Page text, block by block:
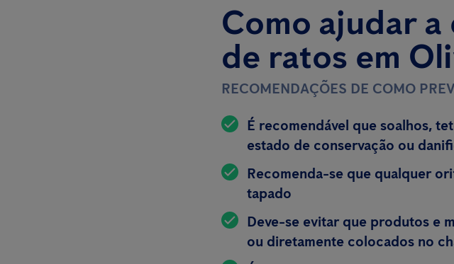
Como ajudar
de ratos em
RECOMENDAÇÕES DE COMO
É recomendável que soalhos,
estado de conservação ou
Recomenda-se que qualquer
tapado
Deve-se evitar que produtos e
ou diretamente colocados no